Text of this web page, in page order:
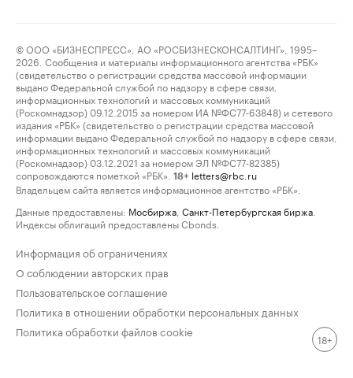
© ООО «БИЗНЕСПРЕСС», АО «РОСБИЗНЕСКОНСАЛТИНГ», 1995–
2026. Сообщения и материалы информационного агентства «РБК»
(свидетельство о регистрации средства массовой информации
выдано Федеральной службой по надзору в сфере связи,
информационных технологий и массовых коммуникаций
(Роскомнадзор) 09.12.2015 за номером ИА №ФС77-63848) и сетевого
издания «РБК» (свидетельство о регистрации средства массовой
информации выдано Федеральной службой по надзору в сфере связи,
информационных технологий и массовых коммуникаций
(Роскомнадзор) 03.12.2021 за номером ЭЛ №ФС77-82385)
сопровождаются пометкой «РБК».
18+ letters@rbc.ru
Владельцем сайта является информационное агентство «РБК».
Данные предоставлены: Мосбиржа Санкт-Петербургская биржа
Индексы облигаций предоставлены Cbonds.
Информация об ограничениях
О соблюдении авторских прав
Пользовательское соглашение
Политика в отношении обработки персональных данных
Политика обработки файлов cookie
18+